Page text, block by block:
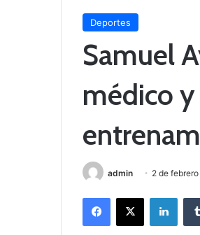
Deportes
Samuel
médico
admin 2 de